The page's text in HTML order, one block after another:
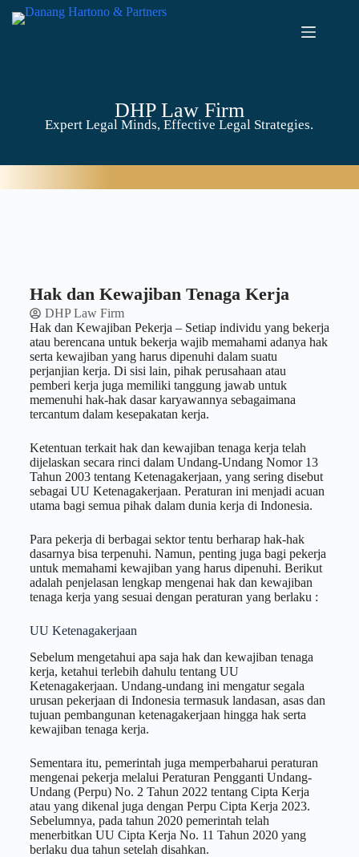
DHP Law Firm
Expert Legal Minds, Effective Legal Strategies.
Hak dan Kewajiban Tenaga Kerja
DHP Law Firm
Hak dan Kewajiban Pekerja – Setiap individu yang bekerja
atau berencana untuk bekerja wajib memahami adanya hak
serta kewajiban yang harus dipenuhi dalam suatu
perjanjian kerja. Di sisi lain, pihak perusahaan atau
pemberi kerja juga memiliki tanggung jawab untuk
memenuhi hak-hak dasar karyawannya sebagaimana
tercantum dalam kesepakatan kerja.
Ketentuan terkait hak dan kewajiban tenaga kerja telah
dijelaskan secara rinci dalam Undang-Undang Nomor 13
Tahun 2003 tentang Ketenagakerjaan, yang sering disebut
sebagai UU Ketenagakerjaan. Peraturan ini menjadi acuan
utama bagi semua pihak dalam dunia kerja di Indonesia.
Para pekerja di berbagai sektor tentu berharap hak-hak
dasarnya bisa terpenuhi. Namun, penting juga bagi pekerja
untuk memahami kewajiban yang harus dipenuhi. Berikut
adalah penjelasan lengkap mengenai hak dan kewajiban
tenaga kerja yang sesuai dengan peraturan yang berlaku :
UU Ketenagakerjaan
Sebelum mengetahui apa saja hak dan kewajiban tenaga
kerja, ketahui terlebih dahulu tentang UU
Ketenagakerjaan. Undang-undang ini mengatur segala
urusan pekerjaan di Indonesia termasuk landasan, asas dan
tujuan pembangunan ketenagakerjaan hingga hak serta
kewajiban tenaga kerja.
Sementara itu, pemerintah juga memperbaharui peraturan
mengenai pekerja melalui Peraturan Pengganti Undang-
Undang (Perpu) No. 2 Tahun 2022 tentang Cipta Kerja
atau yang dikenal juga dengan Perpu Cipta Kerja 2023.
Sebelumnya, pada tahun 2020 pemerintah telah
menerbitkan UU Cipta Kerja No. 11 Tahun 2020 yang
berlaku dua tahun setelah disahkan.